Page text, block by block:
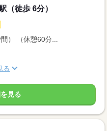
（徒歩 6分）
） （休憩60分...
る
見る